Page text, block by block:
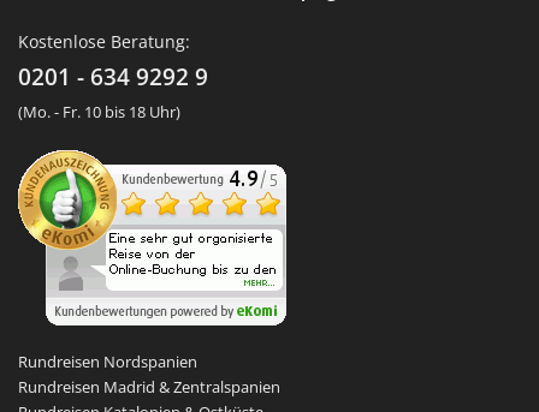
Kostenlose Beratung:
0201 - 634 9292 9
(Mo. - Fr. 10 bis 18 Uhr)
Rundreisen Nordspanien
Rundreisen Madrid & Zentralspanien